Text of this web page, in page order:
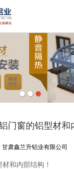
门窗的铝型材和
甘肃鑫兰升铝业有限公司
和内部结构！